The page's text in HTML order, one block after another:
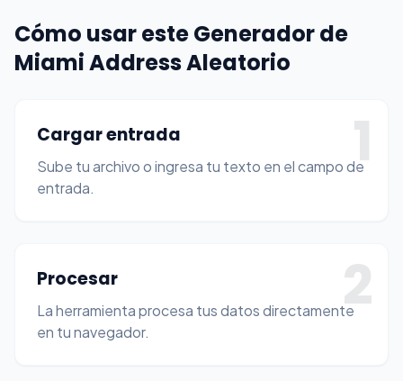
Cómo usar este Generador de
Miami Address Aleatorio
1
Cargar entrada
Sube tu archivo o ingresa tu texto en el campo de
entrada.
2
Procesar
La herramienta procesa tus datos directamente
en tu navegador.